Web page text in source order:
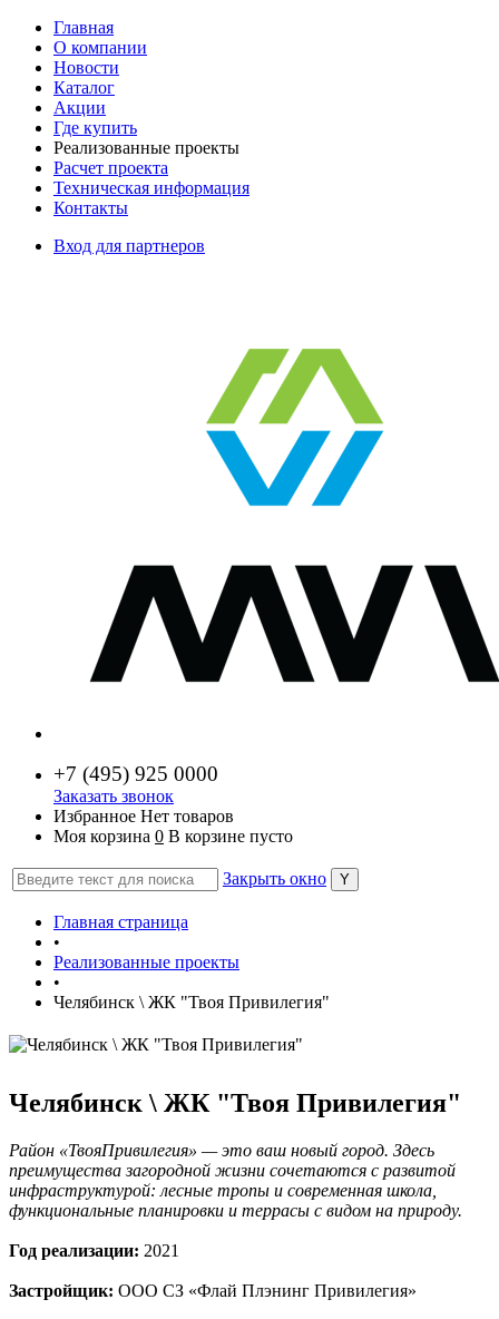
Главная
О компании
Новости
Каталог
Акции
Где купить
Реализованные проекты
Расчет проекта
Техническая информация
Контакты
Вход для партнеров
+7 (495) 925 0000
Заказать звонок
Избранное Нет товаров
Моя корзина 0 В корзине пусто
Закрыть окно
Главная страница
•
Реализованные проекты
•
Челябинск \ ЖК "Твоя Привилегия"
Челябинск \ ЖК "Твоя Привилегия"
Район «ТвояПривилегия» — это ваш новый город. Здесь
преимущества загородной жизни сочетаются с развитой
инфраструктурой: лесные тропы и современная школа,
функциональные планировки и террасы с видом на природу.
Год реализации: 2021
Застройщик: ООО СЗ «Флай Плэнинг Привилегия»